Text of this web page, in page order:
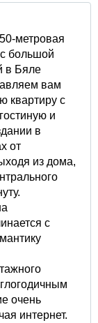
метровая
большой
в Бяле
вам
квартиру с
и
в
от
из дома,
с
очень
интернет.